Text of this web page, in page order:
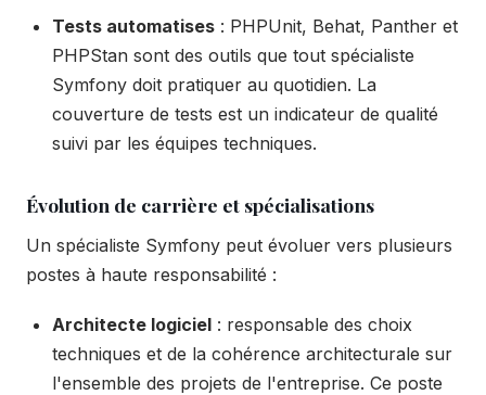
Tests automatises : PHPUnit, Behat, Panther et
PHPStan sont des outils que tout spécialiste
Symfony doit pratiquer au quotidien. La
couverture de tests est un indicateur de qualité
suivi par les équipes techniques.
Évolution de carrière et spécialisations
Un spécialiste Symfony peut évoluer vers plusieurs
postes à haute responsabilité :
Architecte logiciel : responsable des choix
techniques et de la cohérence architecturale sur
l'ensemble des projets de l'entreprise. Ce poste